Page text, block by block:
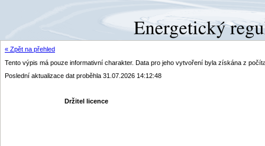
« Zpět na přehled
Tento výpis má pouze informativní charakter. Data pro jeho vytvoření byla získána z
Poslední aktualizace dat proběhla 31.07.2026 14:12:48
Držitel licence